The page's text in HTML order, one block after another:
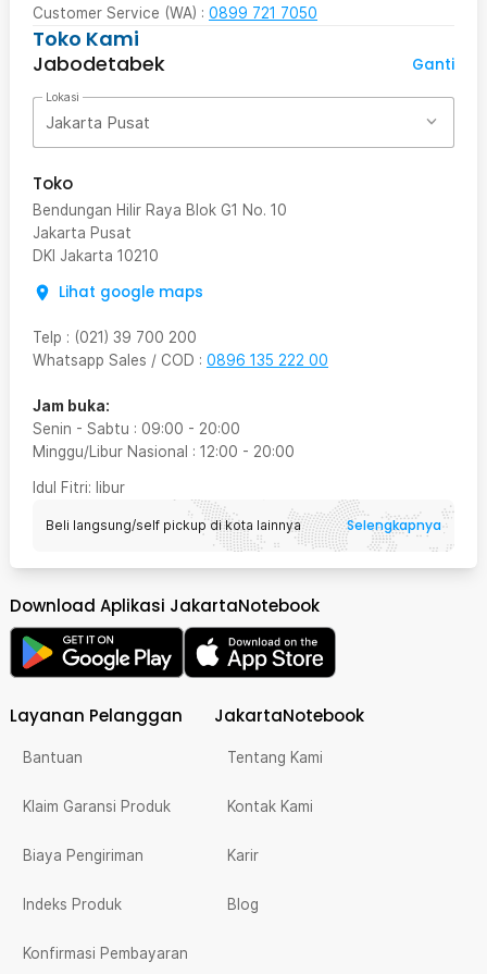
Customer Service (WA) : 0899 721 7050
Toko Kami
Jabodetabek
Ganti
Lokasi
Jakarta Pusat
Toko
Bendungan Hilir Raya Blok G1 No. 10
Jakarta Pusat
DKI Jakarta 10210
Lihat google maps
Telp : (021) 39 700 200
Whatsapp Sales / COD : 0896 135 222 00
Jam buka:
Senin - Sabtu : 09:00 - 20:00
Minggu/Libur Nasional : 12:00 - 20:00
Idul Fitri: libur
Beli langsung/self pickup di kota lainnya Selengkapnya
Download Aplikasi JakartaNotebook
Layanan Pelanggan
Bantuan
Klaim Garansi Produk
Biaya Pengiriman
Indeks Produk
Konfirmasi Pembayaran
JakartaNotebook
Tentang Kami
Kontak Kami
Karir
Blog